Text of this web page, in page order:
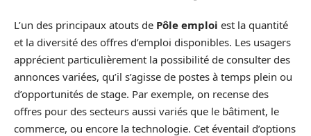
L’un des principaux atouts de Pôle emploi est la quantité
et la diversité des offres d’emploi disponibles. Les usagers
apprécient particulièrement la possibilité de consulter des
annonces variées, qu’il s’agisse de postes à temps plein ou
d’opportunités de stage. Par exemple, on recense des
offres pour des secteurs aussi variés que le bâtiment, le
commerce, ou encore la technologie. Cet éventail d’options